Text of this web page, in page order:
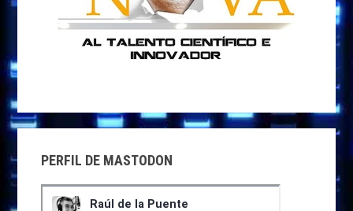
PERFIL DE MASTODON